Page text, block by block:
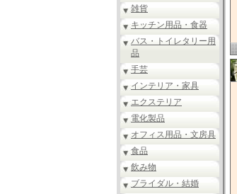
雑貨
キッチン用品・食器
バス・トイレタリー用
品
手芸
インテリア・家具
エクステリア
電化製品
オフィス用品・文房具
食品
飲み物
ブライダル・結婚